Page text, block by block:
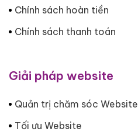
Chính sách hoàn tiền
Chính sách thanh toán
Giải pháp website
Quản trị chăm sóc Website
Tối ưu Website